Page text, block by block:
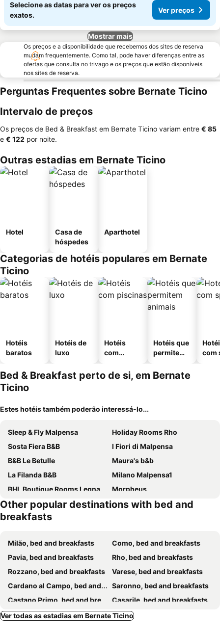
Selecione as datas para ver os preços
exatos.
Ver preços
Mostrar mais
Os preços e a disponibilidade que recebemos dos sites de reserva
mudam frequentemente. Como tal, pode haver diferenças entre as
ofertas que consulta no trivago e os preços que estão disponíveis
nos sites de reserva.
Perguntas Frequentes sobre Bernate Ticino
Intervalo de preços
Os preços de Bed & Breakfast em Bernate Ticino variam entre ‎€ 85
e ‎€ 122 por noite.
Outras estadias em Bernate Ticino
Hotel
Casa de
hóspedes
Aparthotel
Categorias de hotéis populares em Bernate
Ticino
Hotéis
baratos
Hotéis de
luxo
Hotéis
com
Hotéis que
permitem
com
Bed & Breakfast perto de si, em Bernate
Ticino
Estes hotéis também poderão interessá-lo...
Sleep & Fly Malpensa
Holiday Rooms Rho
Sosta Fiera B&B
I Fiori di Malpensa
B&B Le Betulle
Maura's b&b
La Filanda B&B
Milano Malpensa1
BHL Boutique Rooms Legnano
Morpheus
Bed&Breakfast Milano Malpensa
Porta Ronca - B&B, Suites & Apts
B&B GRANDSON
B&B Ca' Nobil
GV Guest House Malpensa
B&B Leonardo
The Dreamers B&B
C'era una volta room
B&B Magenta
Agriturismo Cascina Poscallone
Torregiardino
Room Malpensa 7- Servizio Taxi MXP 25 Euro
b&b IL QUADRATO 19
Casa Ananda
Nadilla House
Other popular destinations with bed and
breakfasts
Milão, bed and breakfasts
Como, bed and breakfasts
Pavia, bed and breakfasts
Rho, bed and breakfasts
Rozzano, bed and breakfasts
Varese, bed and breakfasts
Cardano al Campo, bed and breakfasts
Saronno, bed and breakfasts
Castano Primo, bed and breakfasts
Casarile, bed and breakfasts
Busto Arsizio, bed and breakfasts
Ferno, bed and breakfasts
Ver todas as estadias em Bernate Ticino